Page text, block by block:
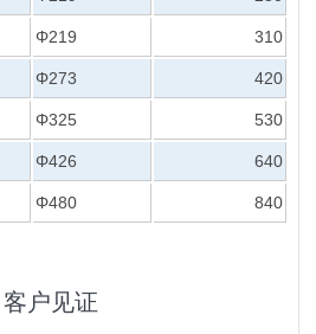
Φ219 310
Φ273 420
Φ325 530
Φ426 640
Φ480 840
客户见证